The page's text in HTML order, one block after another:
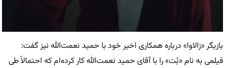
بازیگر «زالاوا» درباره همکاری اخیر خود با حمید نعمت‌الله نیز گفت:
فیلمی به نام «بُت» را با آقای حمید نعمت‌الله کار کرده‌ام که احتمالاً طی